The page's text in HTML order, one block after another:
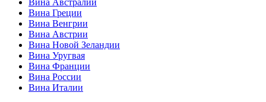
Вина Австралии
Вина Греции
Вина Венгрии
Вина Австрии
Вина Новой Зеландии
Вина Уругвая
Вина Франции
Вина России
Вина Италии